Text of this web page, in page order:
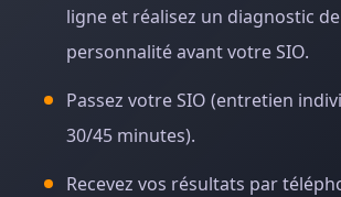
ligne et réalisez un diagnostic de
personnalité avant votre SIO.
Passez votre SIO (entretien
30/45 minutes).
Recevez vos résultats par